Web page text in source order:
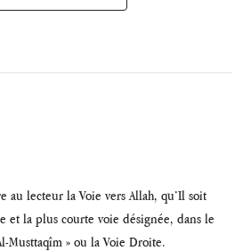
au lecteur la Voie vers Allah, qu’Il soit
et la plus courte voie désignée, dans le
Musttaqîm » ou la Voie Droite.